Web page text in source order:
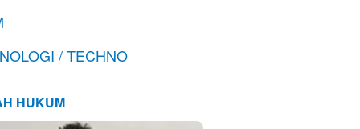
/ TECHNO
HUKUM